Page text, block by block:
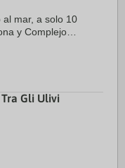
al mar, a solo 10
y Complejo
y a ...
Gli Ulivi